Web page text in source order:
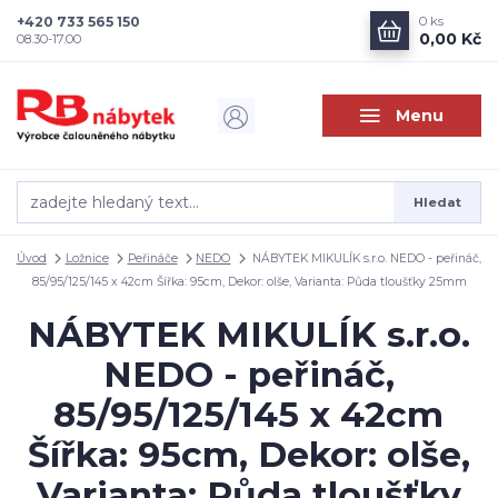
Menu
Hledat
+420 733 565 150
08.30-17.00
0 ks
0,00 Kč
Úvod Ložnice Peřináče NEDO
NÁBYTEK MIKULÍK s.r.o. NEDO - peřináč,
85/95/125/145 x 42cm Šířka: 95cm, Dekor: olše, Varianta: Půda tloušťky 25mm
NÁBYTEK MIKULÍK s.r.o.
NEDO - peřináč,
85/95/125/145 x 42cm
Šířka: 95cm, Dekor: olše,